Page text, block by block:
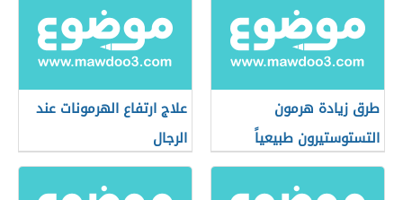
طرق زيادة هرمون
التستوستيرون طبيعياً
علاج ارتفاع الهرمونات عند
الرجال